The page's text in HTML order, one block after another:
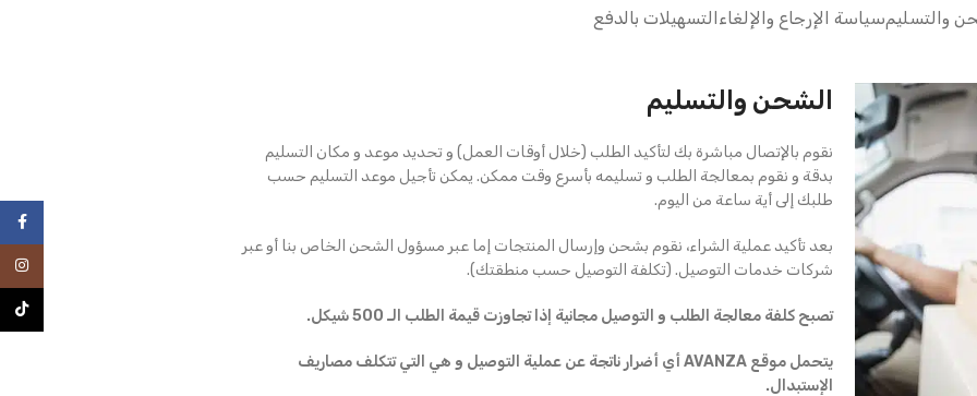
والتسليمسياسة الإرجاع والإلغاءالتسهيلات بالدفع
الشحن والتسليم
نقوم بالإتصال مباشرة بك لتأكيد الطلب (خلال أوقات العمل) و تحديد موعد و مكان التسليم
بدقة و نقوم بمعالجة الطلب و تسليمه بأسرع وقت ممكن. يمكن تأجيل موعد التسليم حسب
طلبك إلى أية ساعة من اليوم.
بعد تأكيد عملية الشراء، نقوم بشحن وإرسال المنتجات إما عبر مسؤول الشحن الخاص بنا أو عبر
شركات خدمات التوصيل. (تكلفة التوصيل حسب منطقتك).
تصبح كلفة معالجة الطلب و التوصيل مجانية إذا تجاوزت قيمة الطلب الـ 500 شيكل.
يتحمل موقع AVANZA أي أضرار ناتجة عن عملية التوصيل و هي التي تتكلف مصاريف
الإستبدال.